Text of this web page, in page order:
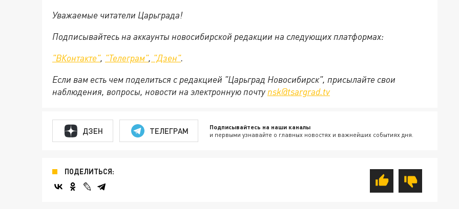
Уважаемые читатели Царьграда!
Подписывайтесь на аккаунты новосибирской редакции на следующих платформах:
"ВКонтакте", "Телеграм", "Дзен".
Если вам есть чем поделиться с редакцией "Царьград Новосибирск", присылайте свои
наблюдения, вопросы, новости на электронную почту nsk@tsargrad.tv
ДЗЕН ТЕЛЕГРАМ Подписывайтесь на наши каналы
и первыми узнавайте о главных новостях и важнейших событиях дня.
ПОДЕЛИТЬСЯ: